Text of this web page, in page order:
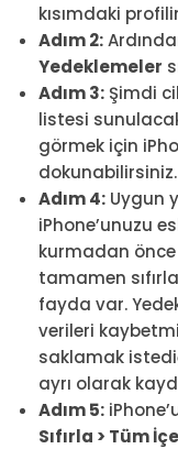
kısımdaki
Adım 2:
Yedeklemeler
Adım 3: Şimdi
listesi
görmek için
dokunabilirsiniz.
Adım 4: Uygun
iPhone’unuzu
kurmadan önce
tamamen
fayda var.
verileri
saklamak
ayrı olarak
Adım 5:
Sıfırla > Tüm